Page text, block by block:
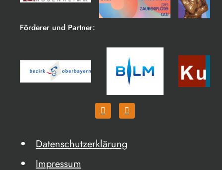
Förderer und Partner:
Datenschutzerklärung
Impressum